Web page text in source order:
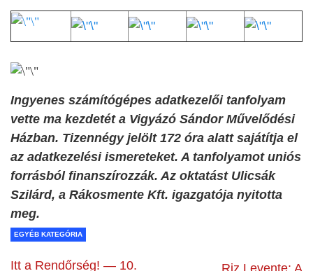
Ingyenes számítógépes adatkezelői tanfolyam
vette ma kezdetét a Vigyázó Sándor Művelődési
Házban. Tizennégy jelölt 172 óra alatt sajátítja el
az adatkezelési ismereteket. A tanfolyamot uniós
forrásból finanszírozzák. Az oktatást Ulicsák
Szilárd, a Rákosmente Kft. igazgatója nyitotta
meg.
EGYÉB KATEGÓRIA
Itt a Rendőrség! — 10.